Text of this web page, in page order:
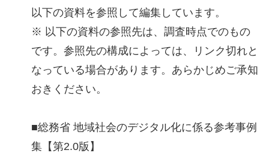
以下の資料を参照して編集しています。
※ 以下の資料の参照先は、調査時点でのもの
です。参照先の構成によっては、リンク切れと
なっている場合があります。あらかじめご承知
おきください。
■総務省 地域社会のデジタル化に係る参考事例
集【第2.0版】